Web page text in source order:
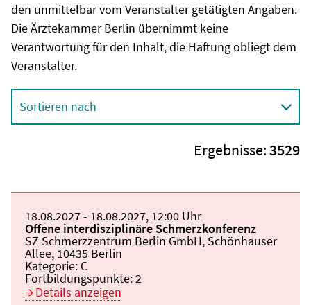
den unmittelbar vom Veranstalter getätigten Angaben.
Die Ärztekammer Berlin übernimmt keine
Verantwortung für den Inhalt, die Haftung obliegt dem
Veranstalter.
Sortieren nach
Ergebnisse:3529
Beginn:
18.08.2027Ende und Anfangszeit:
- 18.08.2027, 12:00 Uhr
Veranstaltungstitel:
Offene interdisziplinäre Schmerzkonferenz
Veranstaltungsort:
SZ Schmerzzentrum Berlin GmbH, Schönhauser
Allee, 10435 Berlin
Kategorie: C
Fortbildungspunkte:2
Details anzeigen